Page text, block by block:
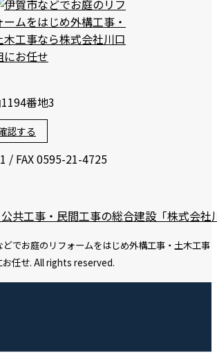
番地3
認する
/ FAX 0595-21-4725
共工事・民間工事の総合建設「株式会社
でお庭のリフォームをはじめ外構工事・土木工事
お任せ. All rights reserved.